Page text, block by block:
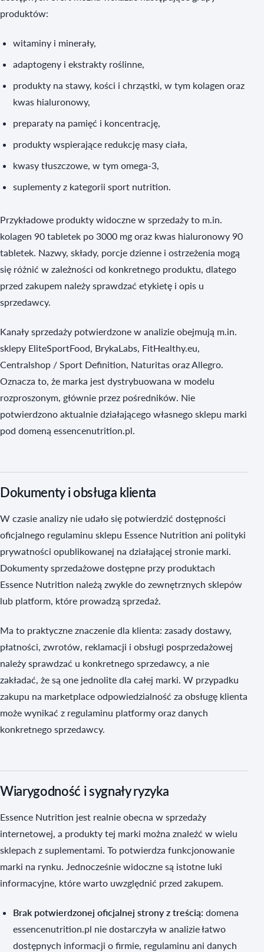
produktów:
witaminy i minerały,
adaptogeny i ekstrakty roślinne,
produkty na stawy, kości i chrząstki, w tym kolagen oraz
kwas hialuronowy,
preparaty na pamięć i koncentrację,
produkty wspierające redukcję masy ciała,
kwasy tłuszczowe, w tym omega-3,
suplementy z kategorii sport nutrition.
Przykładowe produkty widoczne w sprzedaży to m.in.
kolagen 90 tabletek po 3000 mg oraz kwas hialuronowy 90
tabletek. Nazwy, składy, porcje dzienne i ostrzeżenia mogą
się różnić w zależności od konkretnego produktu, dlatego
przed zakupem należy sprawdzać etykietę i opis u
sprzedawcy.
Kanały sprzedaży potwierdzone w analizie obejmują m.in.
sklepy EliteSportFood, BrykaLabs, FitHealthy.eu,
Centralshop / Sport Definition, Naturitas oraz Allegro.
Oznacza to, że marka jest dystrybuowana w modelu
rozproszonym, głównie przez pośredników. Nie
potwierdzono aktualnie działającego własnego sklepu marki
pod domeną essencenutrition.pl.
Dokumenty i obsługa klienta
W czasie analizy nie udało się potwierdzić dostępności
oficjalnego regulaminu sklepu Essence Nutrition ani polityki
prywatności opublikowanej na działającej stronie marki.
Dokumenty sprzedażowe dostępne przy produktach
Essence Nutrition należą zwykle do zewnętrznych sklepów
lub platform, które prowadzą sprzedaż.
Ma to praktyczne znaczenie dla klienta: zasady dostawy,
płatności, zwrotów, reklamacji i obsługi posprzedażowej
należy sprawdzać u konkretnego sprzedawcy, a nie
zakładać, że są one jednolite dla całej marki. W przypadku
zakupu na marketplace odpowiedzialność za obsługę klienta
może wynikać z regulaminu platformy oraz danych
konkretnego sprzedawcy.
Wiarygodność i sygnały ryzyka
Essence Nutrition jest realnie obecna w sprzedaży
internetowej, a produkty tej marki można znaleźć w wielu
sklepach z suplementami. To potwierdza funkcjonowanie
marki na rynku. Jednocześnie widoczne są istotne luki
informacyjne, które warto uwzględnić przed zakupem.
Brak potwierdzonej oficjalnej strony z treścią: domena
essencenutrition.pl nie dostarczyła w analizie łatwo
dostępnych informacji o firmie, regulaminu ani danych